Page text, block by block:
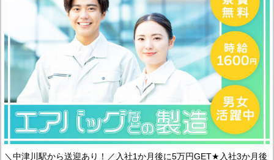
＼中津川駅から送迎あり！／入社1か月後に5万円GET★入社3か月後